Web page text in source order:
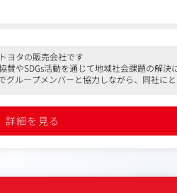
資する取り組みの企画・実行
、プレスリリース、イベント企画）
、SNS、広告、データ分析など）
商工会、地域団体との協働）
ヨタの販売会社です
やSDGs活動を通じて地域社会課題の解決
ループメンバーと協力しながら、同社に
詳細を見る